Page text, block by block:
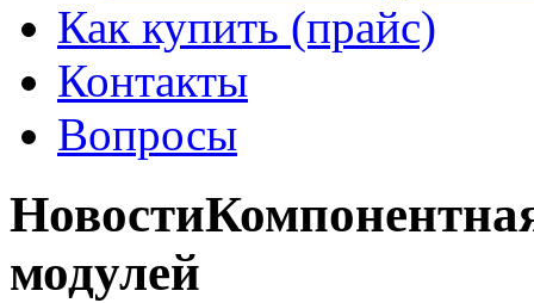
Как купить (прайс)
Контакты
Вопросы
Новости
модулей